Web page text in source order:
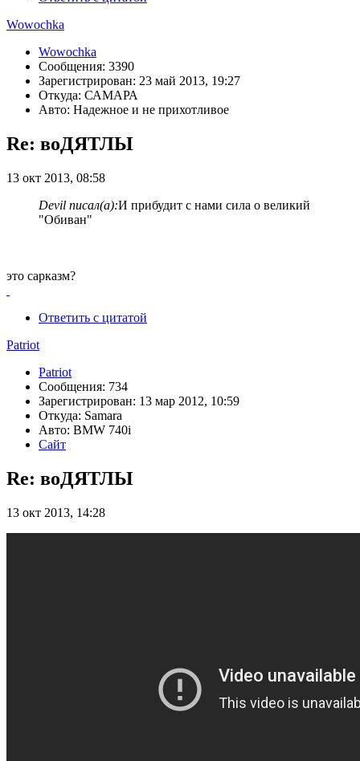
Wowochka
Wowochka
Сообщения: 3390
Зарегистрирован: 23 май 2013, 19:27
Откуда: САМАРА
Авто: Надежное и не прихотливое
Re: воДЯТЛЫ
13 окт 2013, 08:58
Devil писал(а):И прибудит с нами сила о великий
"Обиван"
это сарказм?
Ответить с цитатой
Patriot
Patriot
Сообщения: 734
Зарегистрирован: 13 мар 2012, 10:59
Откуда: Samara
Авто: BMW 740i
Сайт
Re: воДЯТЛЫ
13 окт 2013, 14:28